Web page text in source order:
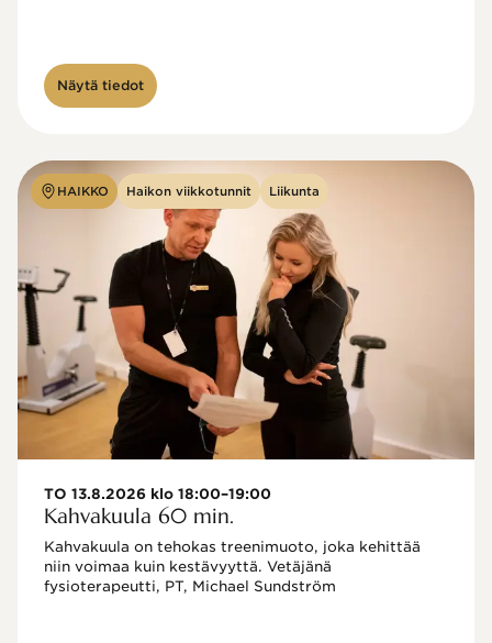
Näytä tiedot
HAIKKO Haikon viikkotunnit Liikunta
TO 13.8.2026 klo 18:00–19:00
Kahvakuula 60 min.
Kahvakuula on tehokas treenimuoto, joka kehittää
niin voimaa kuin kestävyyttä. Vetäjänä
fysioterapeutti, PT, Michael Sundström